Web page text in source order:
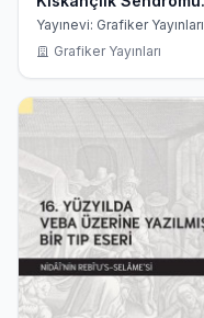
1896 - 1949
Yayınevi: Grafiker Yayınları
Grafiker Yayınları